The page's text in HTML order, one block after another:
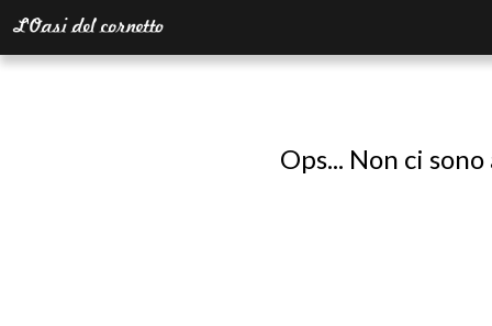
Ops... Non ci